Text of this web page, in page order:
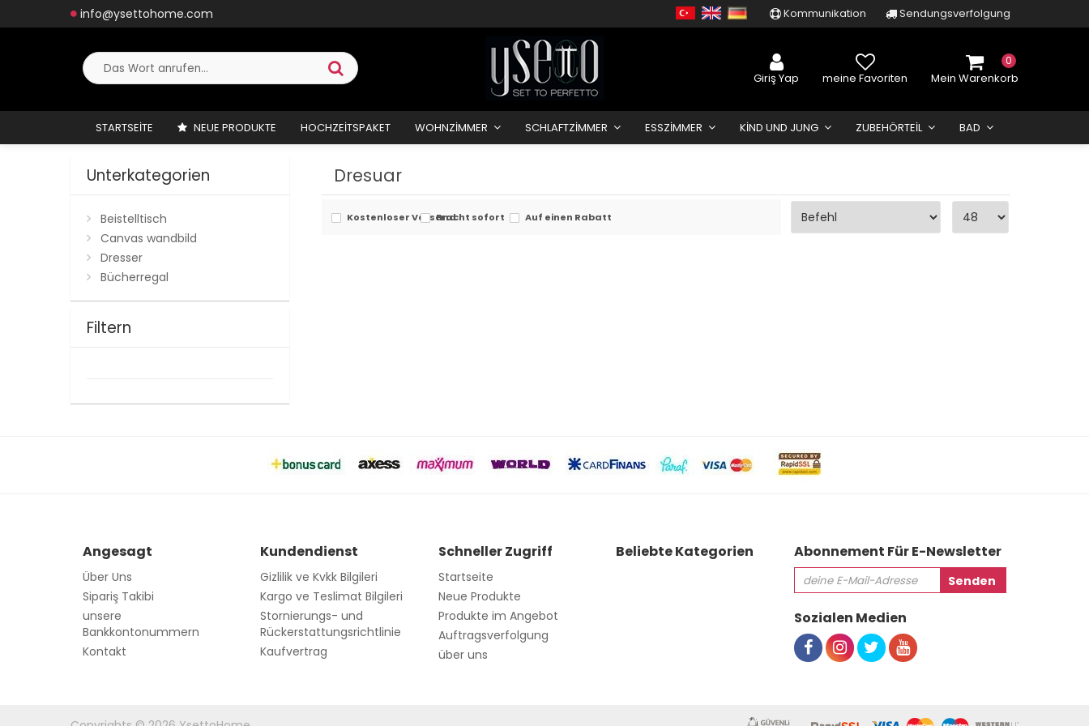
info@ysettohome.com Kommunikation Sendungsverfolgung
Giriş Yap meine Favoriten Mein Warenkorb
0
STARTSEITE NEUE PRODUKTE HOCHZEITSPAKET WOHNZIMMER SCHLAFTZIMMER ESSZIMMER KIND UND JUNG ZUBEHÖRTEIL BAD
Unterkategorien
Beistelltisch
Canvas wandbild
Dresser
Bücherregal
Filtern
Dresuar
Kostenloser VersandFracht sofort Auf einen Rabatt
Angesagt
Über Uns
Sipariş Takibi
unsere
Bankkontonummern
Kontakt
Kundendienst
Gizlilik ve Kvkk Bilgileri
Kargo ve Teslimat Bilgileri
Stornierungs- und
Rückerstattungsrichtlinie
Kaufvertrag
Schneller Zugriff
Startseite
Neue Produkte
Produkte im Angebot
Auftragsverfolgung
über uns
Beliebte Kategorien Abonnement Für E-Newsletter
Sozialen Medien